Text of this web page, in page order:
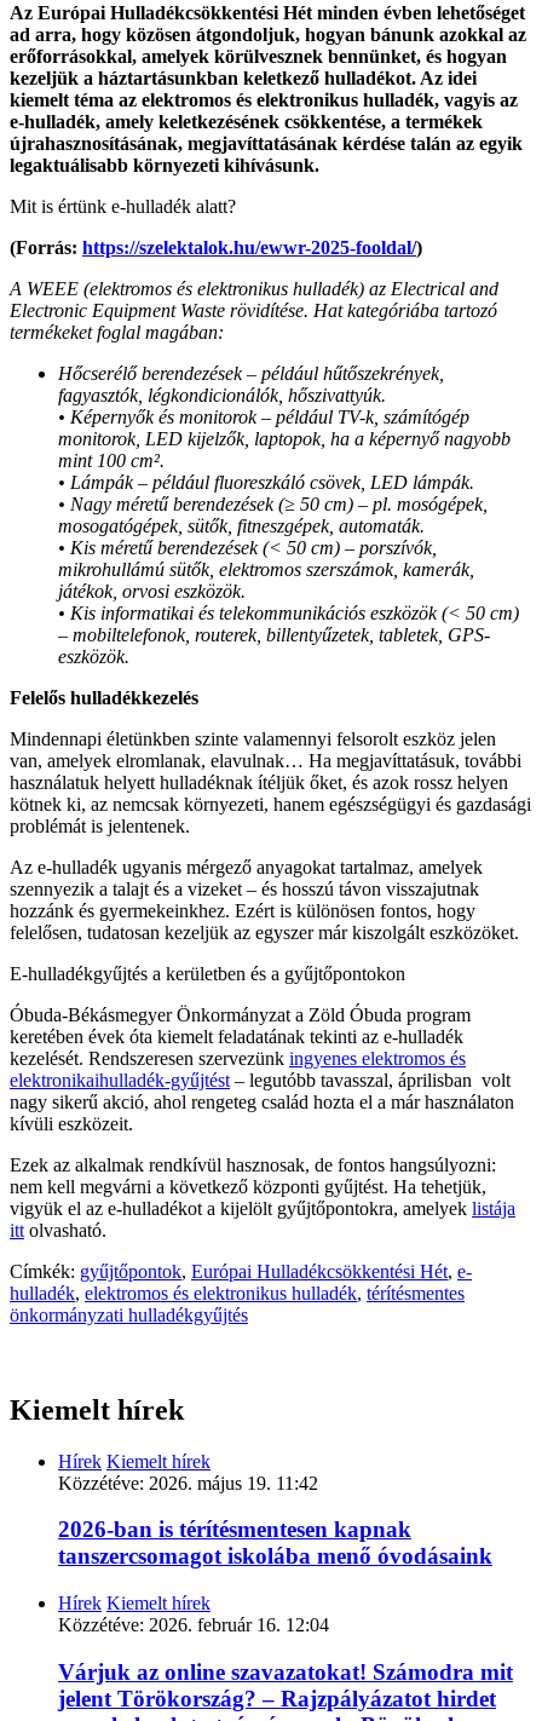
Az Európai Hulladékcsökkentési Hét minden évben lehetőséget
ad arra, hogy közösen átgondoljuk, hogyan bánunk azokkal az
erőforrásokkal, amelyek körülvesznek bennünket, és hogyan
kezeljük a háztartásunkban keletkező hulladékot. Az idei
kiemelt téma az elektromos és elektronikus hulladék, vagyis az
e-hulladék, amely keletkezésének csökkentése, a termékek
újrahasznosításának, megjavíttatásának kérdése talán az egyik
legaktuálisabb környezeti kihívásunk.
Mit is értünk e-hulladék alatt?
(Forrás: https://szelektalok.hu/ewwr-2025-fooldal/)
A WEEE (elektromos és elektronikus hulladék) az Electrical and
Electronic Equipment Waste rövidítése. Hat kategóriába tartozó
termékeket foglal magában:
Hőcserélő berendezések – például hűtőszekrények,
fagyasztók, légkondicionálók, hőszivattyúk.
• Képernyők és monitorok – például TV-k, számítógép
monitorok, LED kijelzők, laptopok, ha a képernyő nagyobb
mint 100 cm².
• Lámpák – például fluoreszkáló csövek, LED lámpák.
• Nagy méretű berendezések (≥ 50 cm) – pl. mosógépek,
mosogatógépek, sütők, fitneszgépek, automaták.
• Kis méretű berendezések (< 50 cm) – porszívók,
mikrohullámú sütők, elektromos szerszámok, kamerák,
játékok, orvosi eszközök.
• Kis informatikai és telekommunikációs eszközök (< 50 cm)
– mobiltelefonok, routerek, billentyűzetek, tabletek, GPS-
eszközök.
Felelős hulladékkezelés
Mindennapi életünkben szinte valamennyi felsorolt eszköz jelen
van, amelyek elromlanak, elavulnak… Ha megjavíttatásuk, további
használatuk helyett hulladéknak ítéljük őket, és azok rossz helyen
kötnek ki, az nemcsak környezeti, hanem egészségügyi és gazdasági
problémát is jelentenek.
Az e-hulladék ugyanis mérgező anyagokat tartalmaz, amelyek
szennyezik a talajt és a vizeket – és hosszú távon visszajutnak
hozzánk és gyermekeinkhez. Ezért is különösen fontos, hogy
felelősen, tudatosan kezeljük az egyszer már kiszolgált eszközöket.
E-hulladékgyűjtés a kerületben és a gyűjtőpontokon
Óbuda-Békásmegyer Önkormányzat a Zöld Óbuda program
keretében évek óta kiemelt feladatának tekinti az e-hulladék
kezelését. Rendszeresen szervezünk ingyenes elektromos és
elektronikaihulladék-gyűjtést – legutóbb tavasszal, áprilisban volt
nagy sikerű akció, ahol rengeteg család hozta el a már használaton
kívüli eszközeit.
Ezek az alkalmak rendkívül hasznosak, de fontos hangsúlyozni:
nem kell megvárni a következő központi gyűjtést. Ha tehetjük,
vigyük el az e-hulladékot a kijelölt gyűjtőpontokra, amelyek listája
itt olvasható.
Címkék: gyűjtőpontok, Európai Hulladékcsökkentési Hét, e-
hulladék, elektromos és elektronikus hulladék, térítésmentes
önkormányzati hulladékgyűjtés
Kiemelt hírek
Hírek Kiemelt hírek
Közzétéve: 2026. május 19. 11:42
2026-ban is térítésmentesen kapnak
tanszercsomagot iskolába menő óvodásaink
Hírek Kiemelt hírek
Közzétéve: 2026. február 16. 12:04
Várjuk az online szavazatokat! Számodra mit
jelent Törökország? – Rajzpályázatot hirdet